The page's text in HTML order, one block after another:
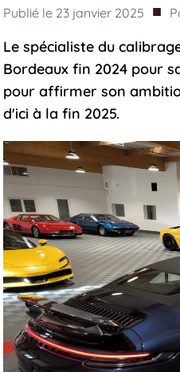
Publié le 23 janvier 2025 ■
Le spécialiste du
Bordeaux fin 2024 pour
pour affirmer son
d'ici à la fin 2025.